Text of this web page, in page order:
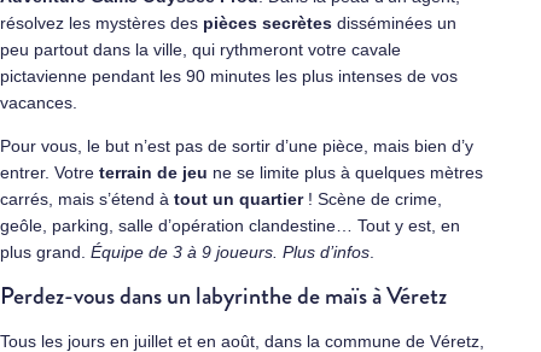
résolvez les mystères des pièces secrètes disséminées un
peu partout dans la ville, qui rythmeront votre cavale
pictavienne pendant les 90 minutes les plus intenses de vos
vacances.
Pour vous, le but n’est pas de sortir d’une pièce, mais bien d’y
entrer. Votre terrain de jeu ne se limite plus à quelques mètres
carrés, mais s’étend à tout un quartier! Scène de crime,
geôle, parking, salle d’opération clandestine… Tout y est, en
plus grand. Équipe de 3 à 9 joueurs. Plus d’infos
Perdez-vous dans un labyrinthe de maïs à Véretz
Tous les jours en juillet et en août, dans la commune de Véretz,